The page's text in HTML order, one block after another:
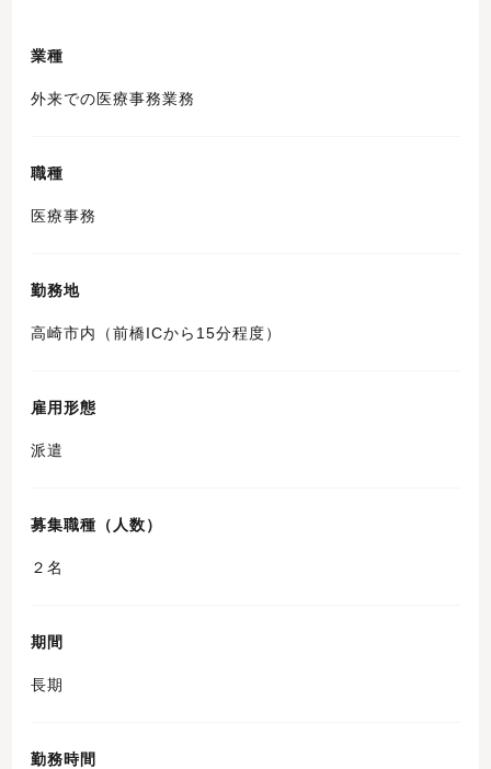
業種
外来での医療事務業務
職種
医療事務
勤務地
高崎市内（前橋ICから15分程度）
雇用形態
派遣
募集職種（人数）
２名
期間
長期
勤務時間